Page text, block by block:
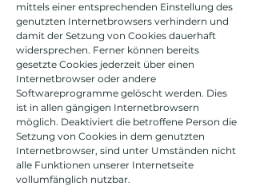
mittels einer entsprechenden Einstellung des
genutzten Internetbrowsers verhindern und
damit der Setzung von Cookies dauerhaft
widersprechen. Ferner können bereits
gesetzte Cookies jederzeit über einen
Internetbrowser oder andere
Softwareprogramme gelöscht werden. Dies
ist in allen gängigen Internetbrowsern
möglich. Deaktiviert die betroffene Person die
Setzung von Cookies in dem genutzten
Internetbrowser, sind unter Umständen nicht
alle Funktionen unserer Internetseite
vollumfänglich nutzbar.